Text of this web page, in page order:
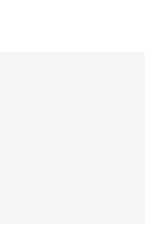
and 15 km from Arc de